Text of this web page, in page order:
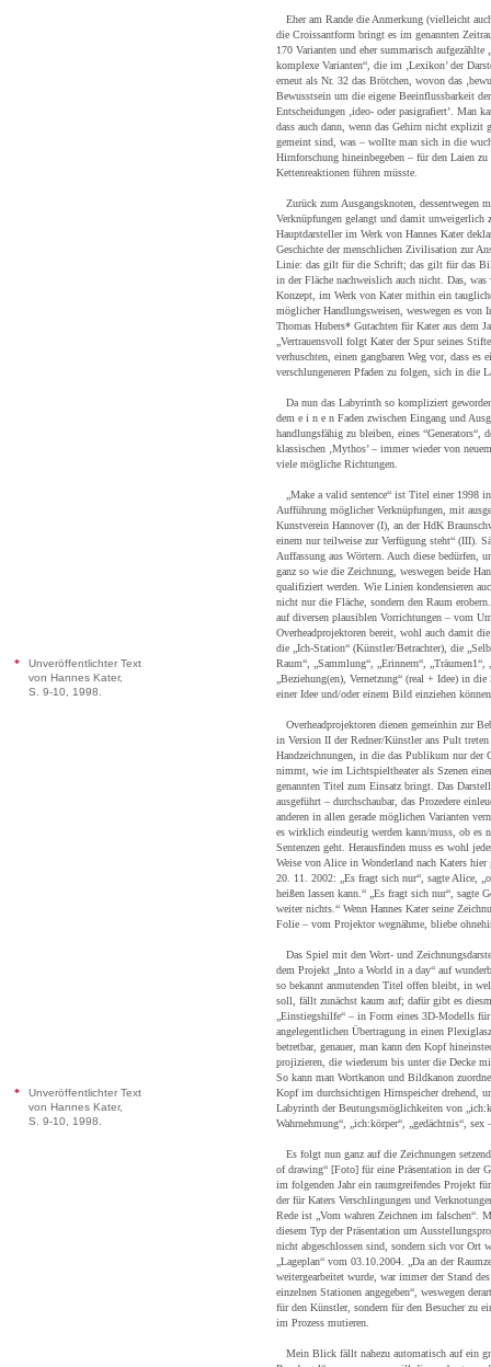
*
Unveröffentlichter Text
von Hannes Kater,
S. 9-10, 1998.
Eher am Rande die Anmerkung (vielleicht
die Croissantform bringt es im genannten
170 Varianten und eher summarisch aufgezählte
komplexe Varianten“, die im ‚Lexikon’ der
erneut als Nr. 32 das Brötchen, wovon das
Bewusstsein um die eigene Beeinflussbarkeit
Entscheidungen ‚ideo- oder pasigrafiert’. Man
dass auch dann, wenn das Gehirn nicht explizit
gemeint sind, was – wollte man sich in die
Hirnforschung hineinbegeben – für den Laien zu
Kettenreaktionen führen müsste.
Zurück zum Ausgangsknoten, dessentwegen
Verknüpfungen gelangt und damit
Hauptdarsteller im Werk von Hannes Kater
Geschichte der menschlichen Zivilisation zur
Linie: das gilt für die Schrift; das gilt für das
in der Fläche nachweislich auch nicht. Das,
Konzept, im Werk von Kater mithin ein
möglicher Handlungsweisen, weswegen es von
Thomas Hubers* Gutachten für Kater aus dem
„Vertrauensvoll folgt Kater der Spur seines
verhuschten, einen gangbaren Weg vor, dass
verschlungeneren Pfaden zu folgen, sich in die
Da nun das Labyrinth so kompliziert
dem e i n e n Faden zwischen Eingang und
handlungsfähig zu bleiben, eines “Generators“,
klassischen ‚Mythos’ – immer wieder von
viele mögliche Richtungen.
„Make a valid sentence“ ist Titel einer 1998 in
Aufführung möglicher Verknüpfungen, mit
Kunstverein Hannover (I), an der HdK
einem nur teilweise zur Verfügung steht“ (III).
Auffassung aus Wörtern. Auch diese bedürfen,
ganz so wie die Zeichnung, weswegen beide
qualifiziert werden. Wie Linien kondensieren
nicht nur die Fläche, sondern den Raum
auf diversen plausiblen Vorrichtungen – vom
Overheadprojektoren bereit, wohl auch damit
die „Ich-Station“ (Künstler/Betrachter), die
Raum“, „Sammlung“, „Erinnern“, „Träumen1“,
„Beziehung(en), Vernetzung“ (real + Idee) in
einer Idee und/oder einem Bild einziehen
*
Unveröffentlichter Text
von Hannes Kater,
S. 9-10, 1998.
Overheadprojektoren dienen gemeinhin zur
in Version II der Redner/Künstler ans Pult treten
Handzeichnungen, in die das Publikum nur der
nimmt, wie im Lichtspieltheater als Szenen
genannten Titel zum Einsatz bringt. Das
ausgeführt – durchschaubar, das Prozedere
anderen in allen gerade möglichen Varianten
es wirklich eindeutig werden kann/muss, ob es
Sentenzen geht. Herausfinden muss es wohl
Weise von Alice in Wonderland nach Katers
20. 11. 2002: „Es fragt sich nur“, sagte Alice,
heißen lassen kann.“ „Es fragt sich nur“, sagte
weiter nichts.“ Wenn Hannes Kater seine
Folie – vom Projektor wegnähme, bliebe
Das Spiel mit den Wort- und
dem Projekt „Into a World in a day“ auf
so bekannt anmutenden Titel offen bleibt, in
soll, fällt zunächst kaum auf; dafür gibt es
„Einstiegshilfe“ – in Form eines 3D-Modells
angelegentlichen Übertragung in einen
betretbar, genauer, man kann den Kopf
projizieren, die wiederum bis unter die Decke
So kann man Wortkanon und Bildkanon
Kopf im durchsichtigen Hirnspeicher drehend,
Labyrinth der Beutungsmöglichkeiten von
Wahrnehmung“, „ich:körper“, „gedächtnis“,
Es folgt nun ganz auf die Zeichnungen
of drawing“ [Foto] für eine Präsentation in der
im folgenden Jahr ein raumgreifendes Projekt
der für Katers Verschlingungen und
Rede ist „Vom wahren Zeichnen im falschen“.
diesem Typ der Präsentation um
nicht abgeschlossen sind, sondern sich vor Ort
„Lageplan“ vom 03.10.2004. „Da an der
weitergearbeitet wurde, war immer der Stand
einzelnen Stationen angegeben“, weswegen
für den Künstler, sondern für den Besucher zu
im Prozess mutieren.
Mein Blick fällt nahezu automatisch auf ein